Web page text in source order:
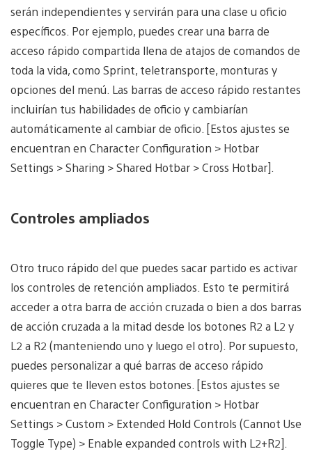
serán independientes y servirán para una clase u oficio
específicos. Por ejemplo, puedes crear una barra de
acceso rápido compartida llena de atajos de comandos de
toda la vida, como Sprint, teletransporte, monturas y
opciones del menú. Las barras de acceso rápido restantes
incluirían tus habilidades de oficio y cambiarían
automáticamente al cambiar de oficio. [Estos ajustes se
encuentran en Character Configuration > Hotbar
Settings > Sharing > Shared Hotbar > Cross Hotbar].
Controles ampliados
Otro truco rápido del que puedes sacar partido es activar
los controles de retención ampliados. Esto te permitirá
acceder a otra barra de acción cruzada o bien a dos barras
de acción cruzada a la mitad desde los botones R2 a L2 y
L2 a R2 (manteniendo uno y luego el otro). Por supuesto,
puedes personalizar a qué barras de acceso rápido
quieres que te lleven estos botones. [Estos ajustes se
encuentran en Character Configuration > Hotbar
Settings > Custom > Extended Hold Controls (Cannot Use
Toggle Type) > Enable expanded controls with L2+R2].